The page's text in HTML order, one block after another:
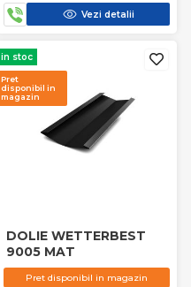
Vezi detalii
in stoc
Pret
disponibil in
magazin
DOLIE WETTERBEST
9005 MAT
Pret disponibil in magazin